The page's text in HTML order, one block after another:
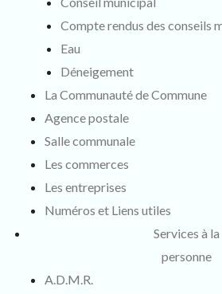
Compte rendus des conseils
Eau
Déneigement
La Communauté de Commune
Agence postale
Salle communale
Les commerces
Les entreprises
Numéros et Liens utiles
Services à la
personne
A.D.M.R.